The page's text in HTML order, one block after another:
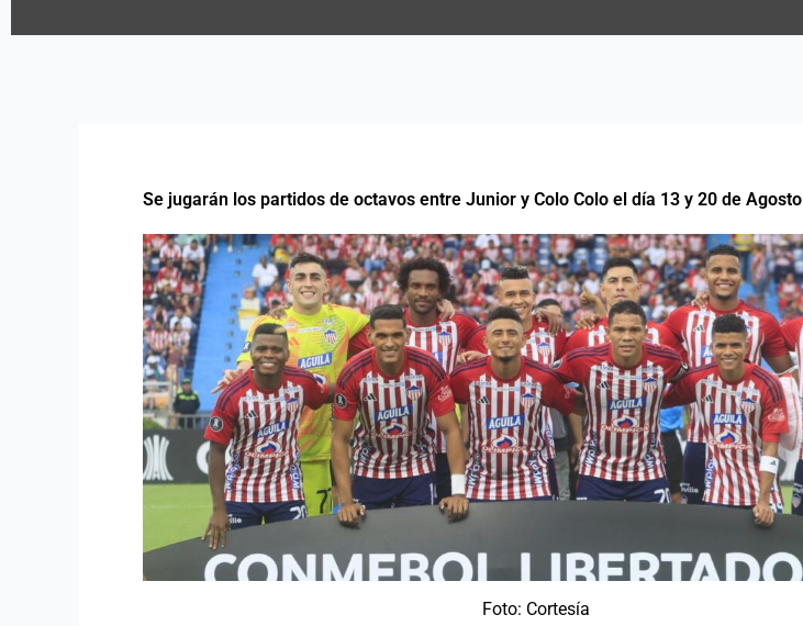
Se jugarán los partidos de octavos entre Junior y Colo Colo el día 13 y 20 de Agosto
Foto: Cortesía